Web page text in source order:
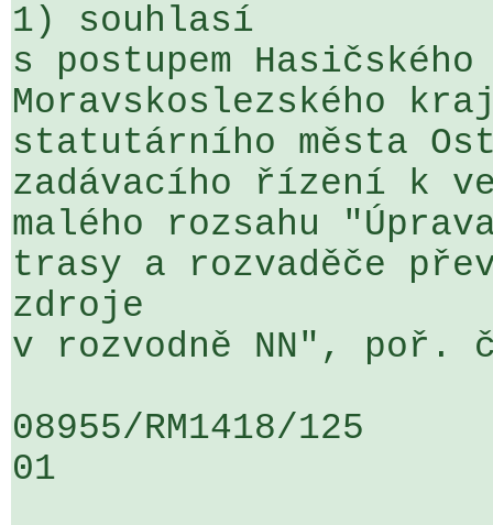
1) souhlasí
s postupem
Moravskoslezského
statutárního města
zadávacího řízení k
malého rozsahu
trasy a rozvaděče
zdroje
v rozvodně NN", poř.
08955/RM1418/
01